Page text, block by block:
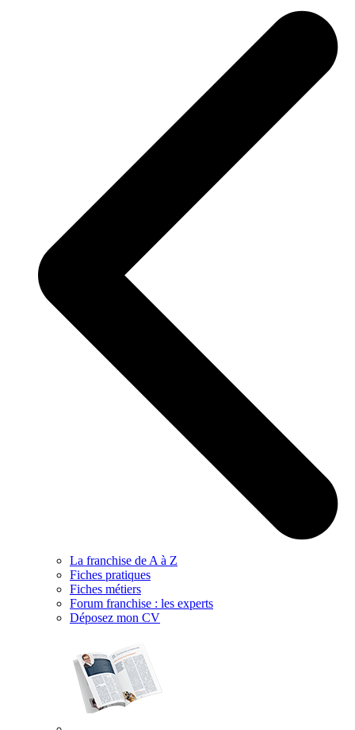
La franchise de A à Z
Fiches pratiques
Fiches métiers
Forum franchise : les experts
Déposez mon CV